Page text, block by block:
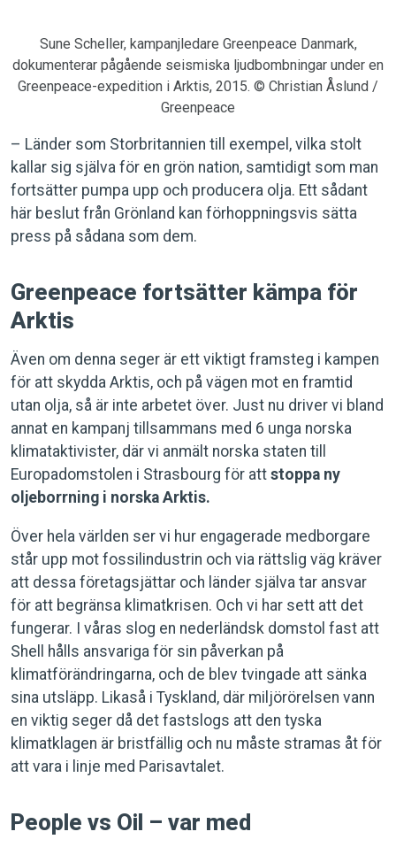
Sune Scheller, kampanjledare Greenpeace Danmark,
dokumenterar pågående seismiska ljudbombningar under en
Greenpeace-expedition i Arktis, 2015. © Christian Åslund /
Greenpeace
– Länder som Storbritannien till exempel, vilka stolt
kallar sig själva för en grön nation, samtidigt som man
fortsätter pumpa upp och producera olja. Ett sådant
här beslut från Grönland kan förhoppningsvis sätta
press på sådana som dem.
Greenpeace fortsätter kämpa för
Arktis
Även om denna seger är ett viktigt framsteg i kampen
för att skydda Arktis, och på vägen mot en framtid
utan olja, så är inte arbetet över. Just nu driver vi bland
annat en kampanj tillsammans med 6 unga norska
klimataktivister, där vi anmält norska staten till
Europadomstolen i Strasbourg för att stoppa ny
oljeborrning i norska Arktis.
Över hela världen ser vi hur engagerade medborgare
står upp mot fossilindustrin och via rättslig väg kräver
att dessa företagsjättar och länder själva tar ansvar
för att begränsa klimatkrisen. Och vi har sett att det
fungerar. I våras slog en nederländsk domstol fast att
Shell hålls ansvariga för sin påverkan på
klimatförändringarna, och de blev tvingade att sänka
sina utsläpp. Likaså i Tyskland, där miljörörelsen vann
en viktig seger då det fastslogs att den tyska
klimatklagen är bristfällig och nu måste stramas åt för
att vara i linje med Parisavtalet.
People vs Oil – var med